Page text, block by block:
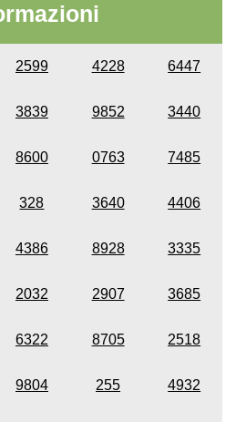
2599 4228 6447
3839 9852 3440
8600 0763 7485
328 3640 4406
4386 8928 3335
2032 2907 3685
6322 8705 2518
9804 255 4932